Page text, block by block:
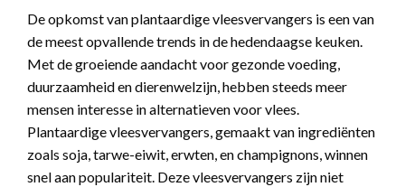
De opkomst van plantaardige vleesvervangers is een van
de meest opvallende trends in de hedendaagse keuken.
Met de groeiende aandacht voor gezonde voeding,
duurzaamheid en dierenwelzijn, hebben steeds meer
mensen interesse in alternatieven voor vlees.
Plantaardige vleesvervangers, gemaakt van ingrediënten
zoals soja, tarwe-eiwit, erwten, en champignons, winnen
snel aan populariteit. Deze vleesvervangers zijn niet